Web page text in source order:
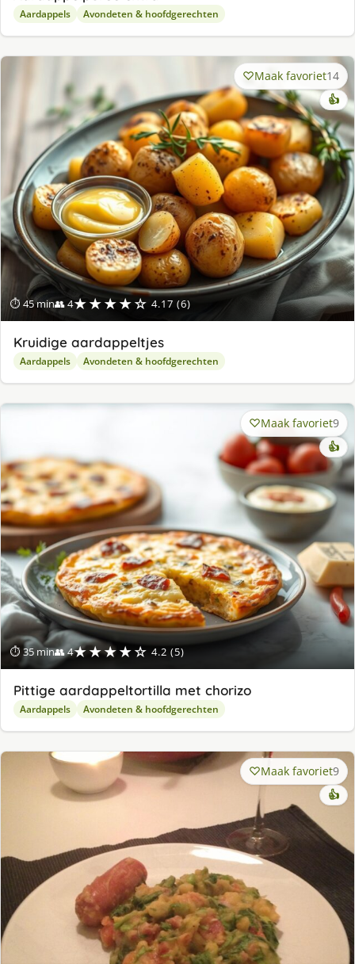
Aardappels Avondeten & hoofdgerechten
⏱ 45 min👥 4★★★★☆ 4.17 (6)
Maak favoriet14
👍
Kruidige aardappeltjes
Aardappels Avondeten & hoofdgerechten
⏱ 35 min👥 4★★★★☆ 4.2 (5)
Maak favoriet9
👍
Pittige aardappeltortilla met chorizo
Aardappels Avondeten & hoofdgerechten
Maak favoriet9
👍